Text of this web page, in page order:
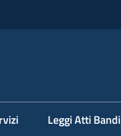
Leggi Atti Bandi